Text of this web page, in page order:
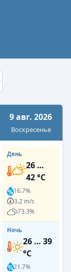
9 авг. 2026
Воскресенье
День
26 …
42 °C
16.7%
3.2 m/s
73.3%
Ночь
26 … 39
°C
21.7%